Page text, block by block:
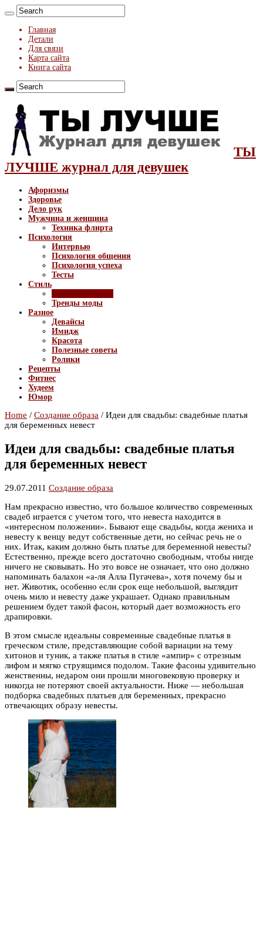
Главная
Детали
Для связи
Карта сайта
Книга сайта
ТЫ
ЛУЧШЕ журнал для девушек
Афоризмы
Здоровье
Дело рук
Мужчина и женщина
Техника флирта
Психология
Интервью
Психология общения
Психология успеха
Тесты
Стиль
Тренды моды
Разное
Девайсы
Имидж
Красота
Полезные советы
Ролики
Рецепты
Фитнес
Худеем
Юмор
Home / Создание образа / Идеи для свадьбы: свадебные платья
для беременных невест
Идеи для свадьбы: свадебные платья
для беременных невест
29.07.2011 Создание образа
Нам прекрасно известно, что большое количество современных
свадеб играется с учетом того, что невеста находится в
«интересном положении». Бывают еще свадьбы, когда жениха и
невесту к венцу ведут собственные дети, но сейчас речь не о
них. Итак, каким должно быть платье для беременной невесты?
Естественно, прежде всего достаточно свободным, чтобы нигде
ничего не сковывать. Но это вовсе не означает, что оно должно
напоминать балахон «а-ля Алла Пугачева», хотя почему бы и
нет. Животик, особенно если срок еще небольшой, выглядит
очень мило и невесту даже украшает. Однако правильным
решением будет такой фасон, который дает возможность его
драпировки.
В этом смысле идеальны современные свадебные платья в
греческом стиле, представляющие собой вариации на тему
хитонов и туник, а также платья в стиле «ампир» с отрезным
лифом и мягко струящимся подолом. Такие фасоны удивительно
женственны, недаром они прошли многовековую проверку и
никогда не потеряют своей актуальности. Ниже — небольшая
подборка свадебных платьев для беременных, прекрасно
отвечающих образу невесты.